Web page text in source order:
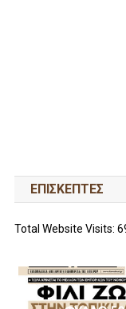
ΕΠΙΣΚΕΠΤΕΣ
Total Website Visits: